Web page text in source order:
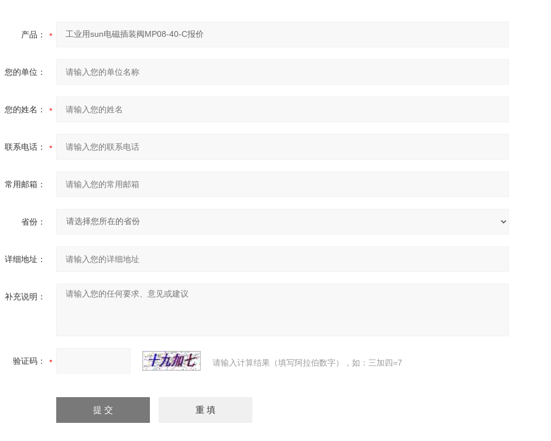
产品：
您的单位：
您的姓名：
联系电话：
常用邮箱：
省份：
详细地址：
补充说明：
验证码： 请输入计算结果（填写阿拉伯数字），如：三加四=7